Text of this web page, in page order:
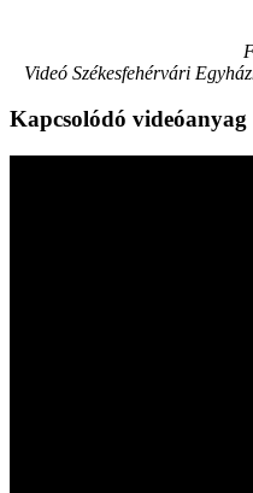
Videó Székesfehérvári
Kapcsolódó videóanyag